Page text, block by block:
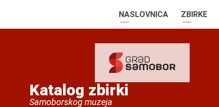
NASLOVNICA ZBIRKE
Katalog zbirki
Samoborskog muzeja